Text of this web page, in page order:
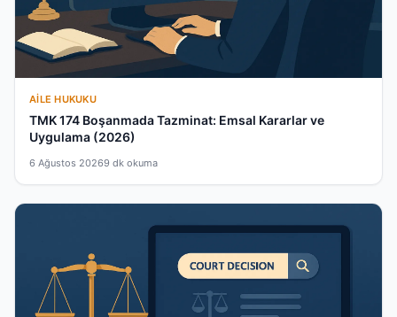
AILE HUKUKU
TMK 174 Boşanmada Tazminat: Emsal Kararlar ve
Uygulama (2026)
6 Ağustos 20269 dk okuma